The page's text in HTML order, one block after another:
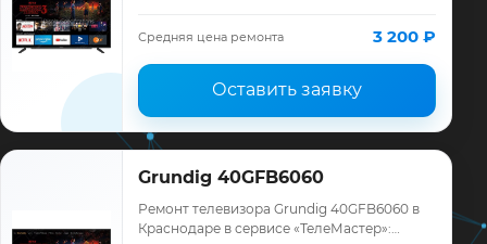
ремонта, запчасти и гарантия до 12
месяцев.
Средняя цена ремонта 3 200 ₽
Оставить заявку
Grundig 40GFB6060
Ремонт телевизора Grundig 40GFB6060 в
Краснодаре в сервисе «ТелеМастер»: